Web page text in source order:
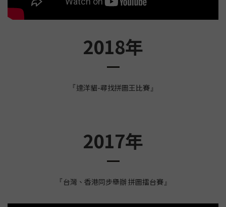
2018年
『 達洋貓-尋找拼圖王比賽』
2017年
『台灣、香港同步舉辦 拼圖擂台賽』